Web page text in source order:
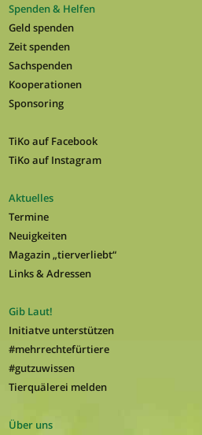
Spenden & Helfen
Geld spenden
Zeit spenden
Sachspenden
Kooperationen
Sponsoring
TiKo auf Facebook
TiKo auf Instagram
Aktuelles
Termine
Neuigkeiten
Magazin „tierverliebt“
Links & Adressen
Gib Laut!
Initiatve unterstützen
#mehrrechtefürtiere
#gutzuwissen
Tierquälerei melden
Über uns